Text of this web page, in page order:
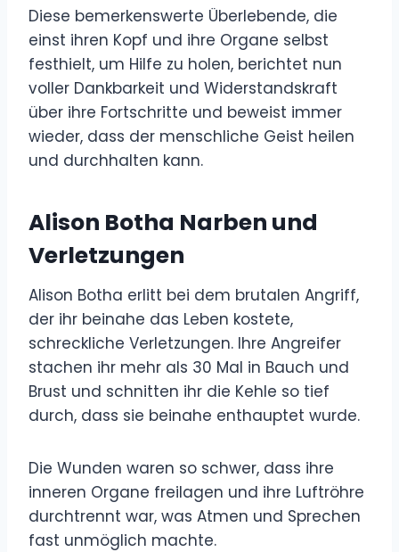
Diese bemerkenswerte Überlebende, die
einst ihren Kopf und ihre Organe selbst
festhielt, um Hilfe zu holen, berichtet nun
voller Dankbarkeit und Widerstandskraft
über ihre Fortschritte und beweist immer
wieder, dass der menschliche Geist heilen
und durchhalten kann.
Alison Botha Narben und
Verletzungen
Alison Botha erlitt bei dem brutalen Angriff,
der ihr beinahe das Leben kostete,
schreckliche Verletzungen. Ihre Angreifer
stachen ihr mehr als 30 Mal in Bauch und
Brust und schnitten ihr die Kehle so tief
durch, dass sie beinahe enthauptet wurde.
Die Wunden waren so schwer, dass ihre
inneren Organe freilagen und ihre Luftröhre
durchtrennt war, was Atmen und Sprechen
fast unmöglich machte.